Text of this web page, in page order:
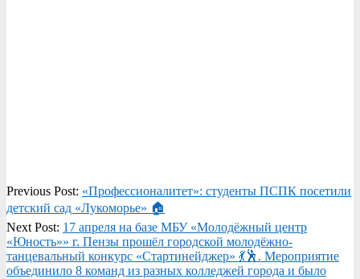
2026-
04-
17
Previous Post: «Профессионалитет»: студенты ПСПК посетили
детский сад «Лукоморье» 🏠
Next Post: 17 апреля на базе МБУ «Молодёжный центр
«Юность»» г. Пензы прошёл городской молодёжно-
танцевальный конкурс «Стартинейджер» 💃🕺. Мероприятие
объединило 8 команд из разных колледжей города и было